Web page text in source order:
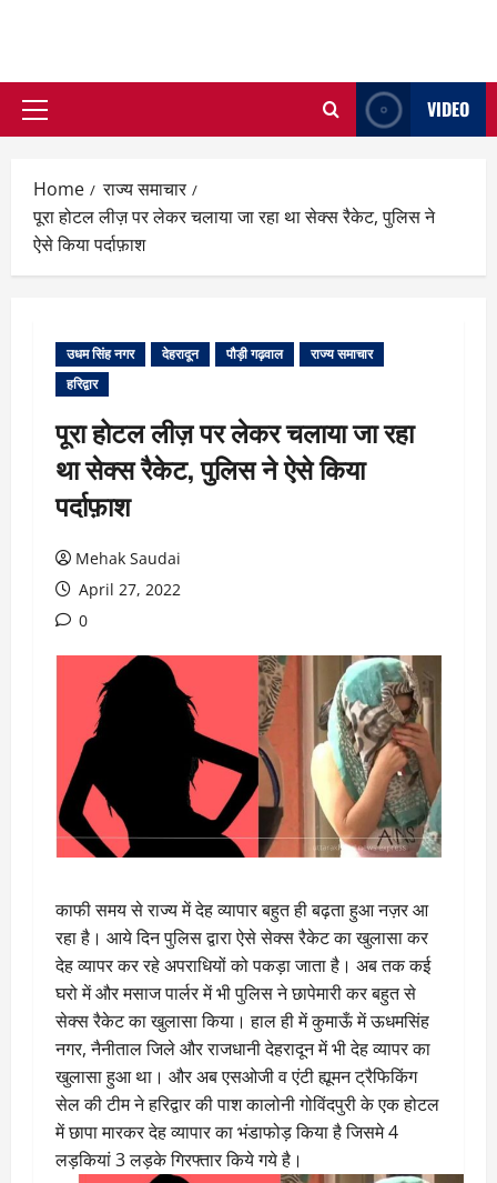
Primary
VIDEO
Home
राज्य समाचार
पूरा होटल लीज़ पर लेकर चलाया जा रहा था सेक्स रैकेट, पुलिस ने
ऐसे किया पर्दाफ़ाश
उधम सिंह नगर देहरादून पौड़ी गढ़वाल
राज्य समाचार
हरिद्वार
पूरा होटल लीज़ पर लेकर चलाया जा रहा
था सेक्स रैकेट, पुलिस ने ऐसे किया
पर्दाफ़ाश
Mehak Saudai
April 27, 2022
0
काफी समय से राज्य में देह व्यापार बहुत ही बढ़ता हुआ नज़र आ
रहा है। आये दिन पुलिस द्वारा ऐसे सेक्स रैकेट का खुलासा कर
देह व्यापर कर रहे अपराधियों को पकड़ा जाता है। अब तक कई
घरो में और मसाज पार्लर में भी पुलिस ने छापेमारी कर बहुत से
सेक्स रैकेट का खुलासा किया। हाल ही में कुमाऊँ में ऊधमसिंह
नगर, नैनीताल जिले और राजधानी देहरादून में भी देह व्यापर का
खुलासा हुआ था। और अब एसओजी व एंटी ह्यूमन ट्रैफिकिंग
सेल की टीम ने हरिद्वार की पाश कालोनी गोविंदपुरी के एक होटल
में छापा मारकर देह व्‍यापार का भंडाफोड़ किया है जिसमे 4
लड़कियां 3 लड़के गिरफ्तार किये गये है।